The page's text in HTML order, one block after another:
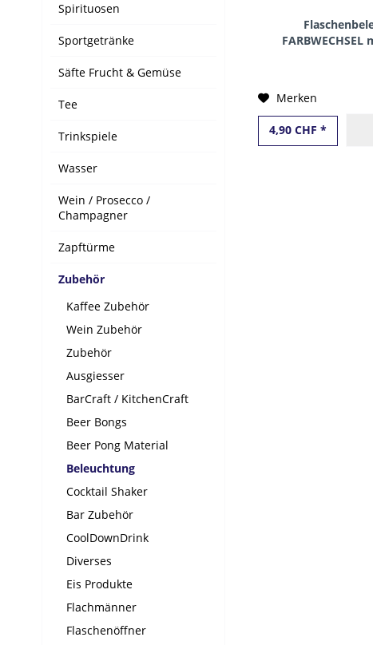
Spirituosen
Sportgetränke
Säfte Frucht & Gemüse
Tee
Trinkspiele
Wasser
Wein / Prosecco /
Champagner
Zapftürme
Zubehör
Kaffee Zubehör
Wein Zubehör
Zubehör
Ausgiesser
BarCraft / KitchenCraft
Beer Bongs
Beer Pong Material
Beleuchtung
Cocktail Shaker
Bar Zubehör
CoolDownDrink
Diverses
Eis Produkte
Flachmänner
Flaschenöffner
Merken
4,90 CHF *